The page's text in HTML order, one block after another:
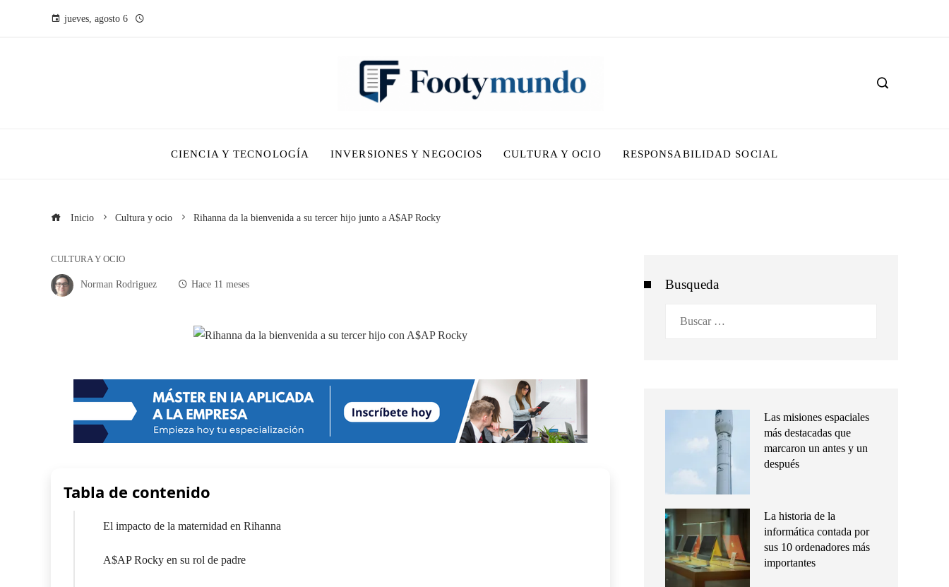
jueves, agosto 6
CIENCIA Y TECNOLOGÍA INVERSIONES Y NEGOCIOS CULTURA Y OCIO RESPONSABILIDAD SOCIAL
Inicio Cultura y ocio Rihanna da la bienvenida a su tercer hijo junto a A$AP Rocky
CULTURA Y OCIO
Norman Rodriguez Hace 11 meses
Tabla de contenido
El impacto de la maternidad en Rihanna
A$AP Rocky en su rol de padre
Busqueda
Las misiones espaciales
más destacadas que
marcaron un antes y un
después
La historia de la
informática contada por
sus 10 ordenadores más
importantes